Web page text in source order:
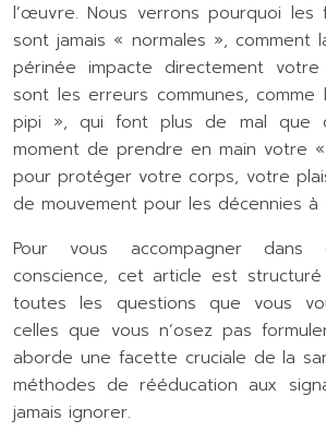
l’œuvre. Nous verrons pourquoi les
sont jamais « normales », comment
périnée impacte directement
sont les erreurs communes,
pipi », qui font plus de mal que
moment de prendre en main votre
pour protéger votre corps, votre
de mouvement pour les décennies à
Pour vous accompagner
conscience, cet article est
toutes les questions que vous
celles que vous n’osez pas
aborde une facette cruciale de la
méthodes de rééducation aux
jamais ignorer.